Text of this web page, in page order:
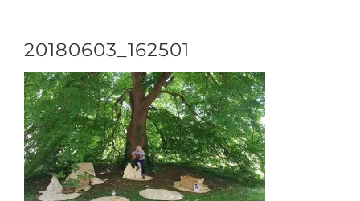
CONTACT/ACCÈS
20180603_162501